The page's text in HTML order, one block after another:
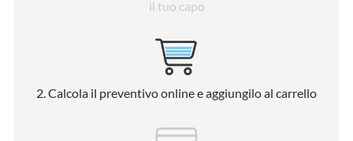
il tuo capo
2. Calcola il preventivo online e aggiungilo al carrello